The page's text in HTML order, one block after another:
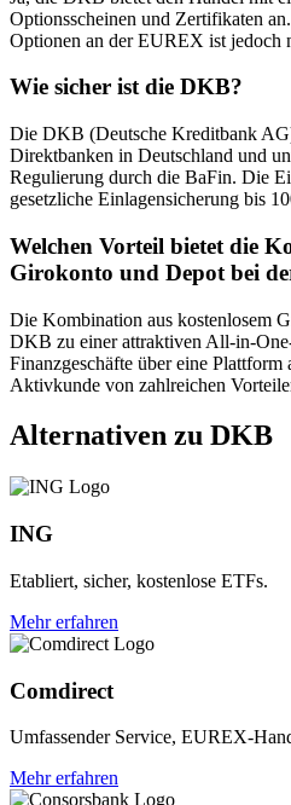
Optionsscheinen und Zertifikaten
Optionen an der EUREX ist jedoch
Wie sicher ist die DKB?
Die DKB (Deutsche Kreditbank
Direktbanken in Deutschland und
Regulierung durch die BaFin. Die
gesetzliche Einlagensicherung bis
Welchen Vorteil bietet die
Girokonto und Depot bei
Die Kombination aus kostenlosem
DKB zu einer attraktiven All-in-
Finanzgeschäfte über eine
Aktivkunde von zahlreichen
Alternativen zu DKB
ING
Etabliert, sicher, kostenlose ETFs.
Mehr erfahren
Comdirect
Umfassender Service, EUREX-
Mehr erfahren